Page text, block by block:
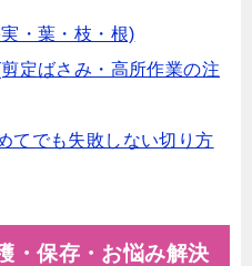
・葉・枝・根)
定ばさみ・高所作業の注
てでも失敗しない切り方
・保存・お悩み解決